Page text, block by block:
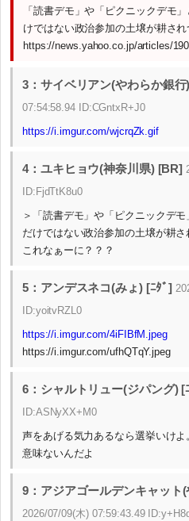
「読書デモ」や「ピクニックデモ
けではない政治参加の土壌が耕さ
https://news.yahoo.co.jp/articles/
3：サイベリアン(やわらか銀
07:54:58.94 ID:CGntxR+J0
https://i.imgur.com/wjcrqZk.gif
4：ユキヒョウ(神奈川県) [BR]
ID:FjdTtK8u0
＞「読書デモ」や「ピクニックデ
だけではない政治参加の土壌が耕さ
これなぁーに？？？
5：アンデスネコ(みょ) [ﾆﾀﾞ]
ID:yoitvRZL0
https://i.imgur.com/4iFIBfM.jpeg
https://i.imgur.com/ufhQTqY.jpeg
6：シャルトリュー(ジパング) [
ID:ASNyXX+M0
声をあげる気力あるなら選挙いけ
意味ないんだよ
9：アジアゴールデンキャット
2026/07/09(木) 07:59:43.49